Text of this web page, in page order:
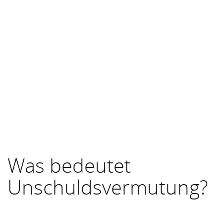
Was bedeutet
Unschuldsvermutung?